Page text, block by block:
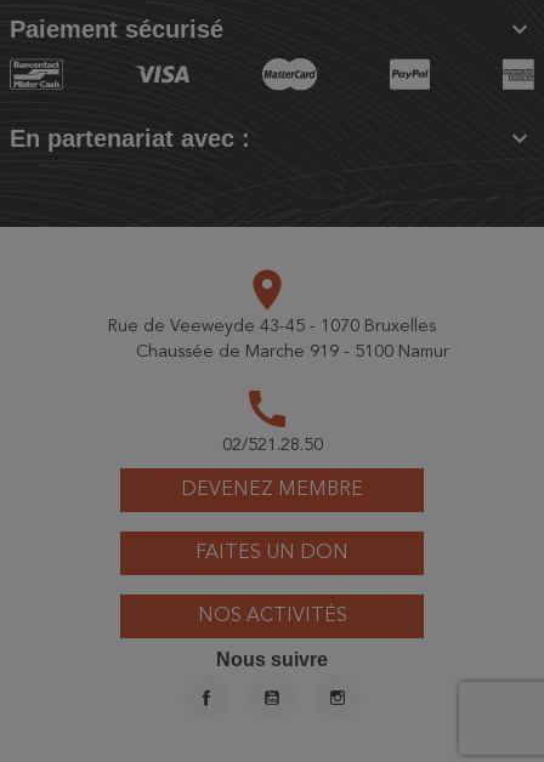
Paiement sécurisé 
En partenariat avec : 
DEVENEZ MEMBRE
FAITES UN DON
NOS ACTIVITÉS
place
Rue de Veeweyde 43-45 - 1070 Bruxelles
Chaussée de Marche 919 - 5100 Namur
call
02/521.28.50
Nous suivre